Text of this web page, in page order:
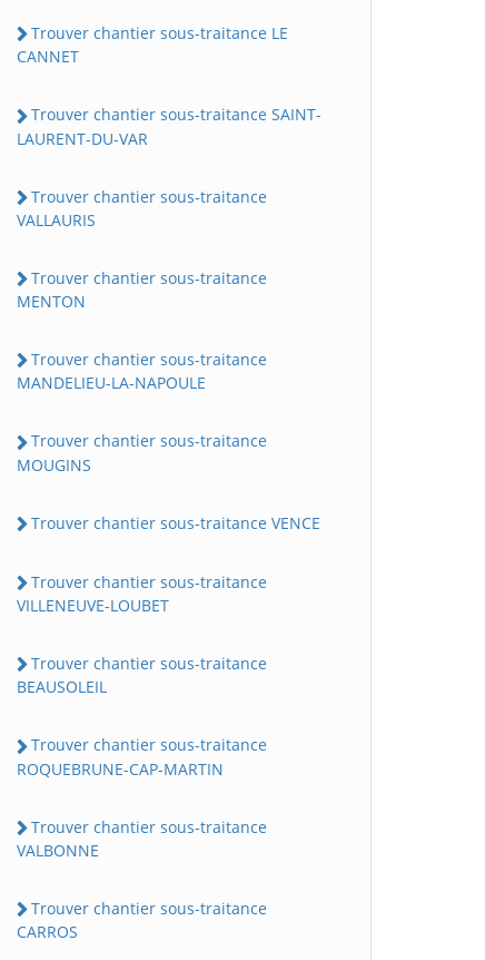
Trouver chantier sous-traitance LE
CANNET
Trouver chantier sous-traitance SAINT-
LAURENT-DU-VAR
Trouver chantier sous-traitance
VALLAURIS
Trouver chantier sous-traitance
MENTON
Trouver chantier sous-traitance
MANDELIEU-LA-NAPOULE
Trouver chantier sous-traitance
MOUGINS
Trouver chantier sous-traitance VENCE
Trouver chantier sous-traitance
VILLENEUVE-LOUBET
Trouver chantier sous-traitance
BEAUSOLEIL
Trouver chantier sous-traitance
ROQUEBRUNE-CAP-MARTIN
Trouver chantier sous-traitance
VALBONNE
Trouver chantier sous-traitance
CARROS